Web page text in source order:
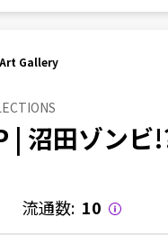
Gallery
| 沼田ゾンビ
流通数: 10